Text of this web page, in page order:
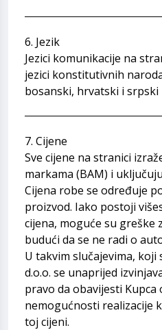
6. Jezik
Jezici komunikacije na
jezici konstitutivnih
bosanski, hrvatski i srpski
7. Cijene
Sve cijene na stranici
markama (BAM) i
Cijena robe se određuje
proizvod. Iako postoji
cijena, moguće su
budući da se ne radi o
U takvim slučajevima, koji
d.o.o. se unaprijed
pravo da obavijesti
nemogućnosti realizacije
toj cijeni.